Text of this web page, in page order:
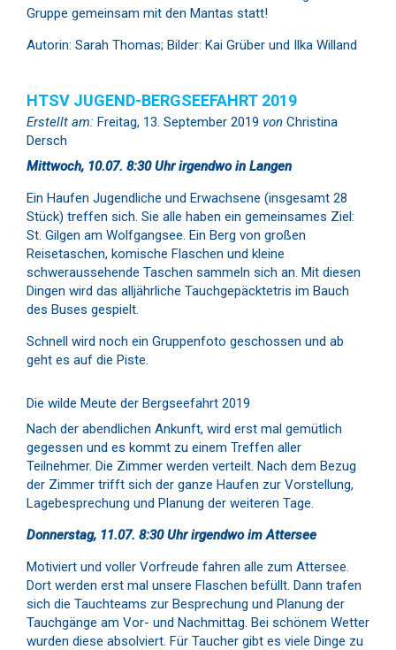
Gruppe gemeinsam mit den Mantas statt!
Autorin: Sarah Thomas; Bilder: Kai Grüber und Ilka Willand
HTSV JUGEND-BERGSEEFAHRT 2019
Erstellt am: Freitag, 13. September 2019 von Christina
Dersch
Mittwoch, 10.07. 8:30 Uhr irgendwo in Langen
Ein Haufen Jugendliche und Erwachsene (insgesamt 28
Stück) treffen sich. Sie alle haben ein gemeinsames Ziel:
St. Gilgen am Wolfgangsee. Ein Berg von großen
Reisetaschen, komische Flaschen und kleine
schweraussehende Taschen sammeln sich an. Mit diesen
Dingen wird das alljährliche Tauchgepäcktetris im Bauch
des Buses gespielt.
Schnell wird noch ein Gruppenfoto geschossen und ab
geht es auf die Piste.
Die wilde Meute der Bergseefahrt 2019
Nach der abendlichen Ankunft, wird erst mal gemütlich
gegessen und es kommt zu einem Treffen aller
Teilnehmer. Die Zimmer werden verteilt. Nach dem Bezug
der Zimmer trifft sich der ganze Haufen zur Vorstellung,
Lagebesprechung und Planung der weiteren Tage.
Donnerstag, 11.07. 8:30 Uhr irgendwo im Attersee
Motiviert und voller Vorfreude fahren alle zum Attersee.
Dort werden erst mal unsere Flaschen befüllt. Dann trafen
sich die Tauchteams zur Besprechung und Planung der
Tauchgänge am Vor- und Nachmittag. Bei schönem Wetter
wurden diese absolviert. Für Taucher gibt es viele Dinge zu